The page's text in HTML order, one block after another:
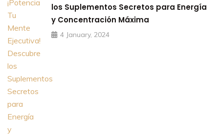
los Suplementos Secretos para Energía
y Concentración Máxima
4 January, 2024